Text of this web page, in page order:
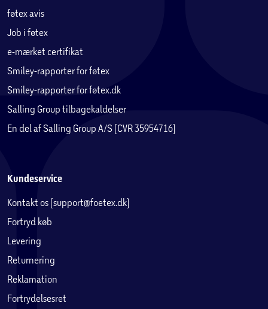
føtex avis
Job i føtex
e-mærket certifikat
Smiley-rapporter for føtex
Smiley-rapporter for føtex.dk
Salling Group tilbagekaldelser
En del af Salling Group A/S (CVR 35954716)
Kundeservice
Kontakt os (support@foetex.dk)
Fortryd køb
Levering
Returnering
Reklamation
Fortrydelsesret